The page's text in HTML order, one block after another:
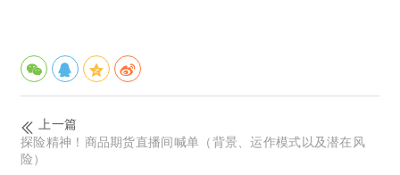
上一篇
探险精神！商品期货直播间喊单（背景、运作模式以及潜在风
险）